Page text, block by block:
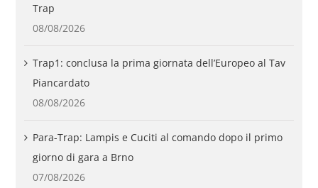
Trap
08/08/2026
Trap1: conclusa la prima giornata dell’Europeo al Tav
Piancardato
08/08/2026
Para-Trap: Lampis e Cuciti al comando dopo il primo
giorno di gara a Brno
07/08/2026